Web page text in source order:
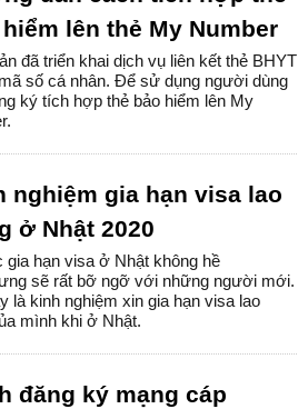
lên thẻ My Number
đã triển khai dịch vụ liên kết thẻ BHYT
số cá nhân. Để sử dụng người dùng
ký tích hợp thẻ bảo hiểm lên My
nghiệm gia hạn visa lao
ở Nhật 2020
gia hạn visa ở Nhật không hề
sẽ rất bỡ ngỡ với những người mới.
là kinh nghiệm xin gia hạn visa lao
mình khi ở Nhật.
đăng ký mạng cáp